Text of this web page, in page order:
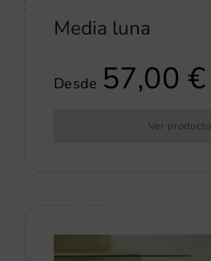
Media luna
Desde 57,00€
Ver producto